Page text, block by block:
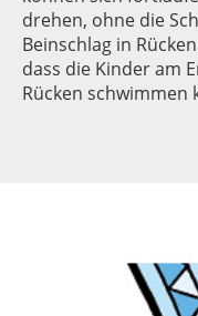
drehen, ohne die
Beinschlag in
dass die Kinder am
Rücken schwimmen